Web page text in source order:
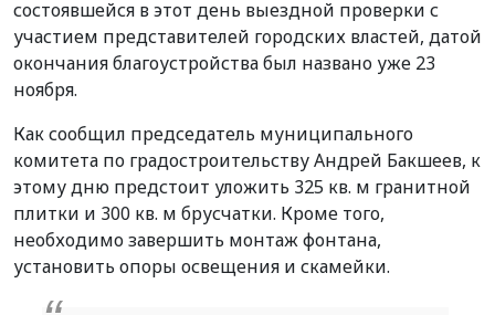
состоявшейся в этот день выездной проверки с
участием представителей городских властей, датой
окончания благоустройства был названо уже 23
ноября.
Как сообщил председатель муниципального
комитета по градостроительству Андрей Бакшеев, к
этому дню предстоит уложить 325 кв. м гранитной
плитки и 300 кв. м брусчатки. Кроме того,
необходимо завершить монтаж фонтана,
установить опоры освещения и скамейки.